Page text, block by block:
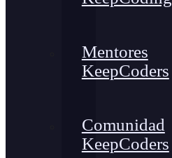
Mentores
KeepCoders
Comunidad
KeepCoders